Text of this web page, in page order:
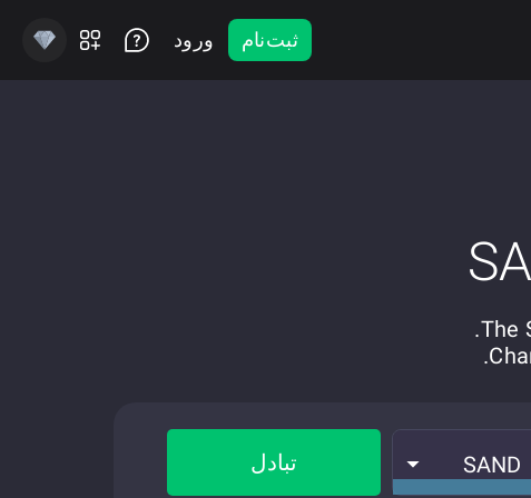
ثبت‌نام ورود
SAND تبادل